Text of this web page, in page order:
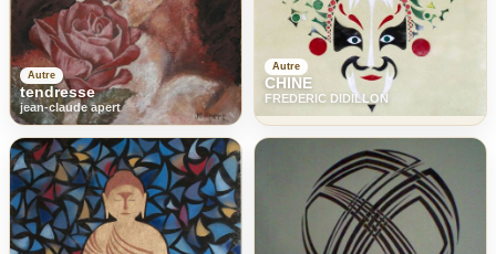
Autre
tendresse
jean-claude apert
Autre
CHINE
FREDERIC DIDILLON